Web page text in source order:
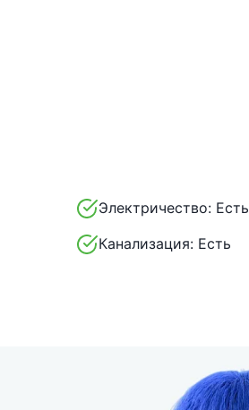
Электричество: Есть
Канализация: Есть